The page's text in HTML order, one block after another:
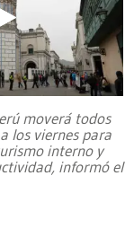
moverá todos
los viernes para
interno y
informó el